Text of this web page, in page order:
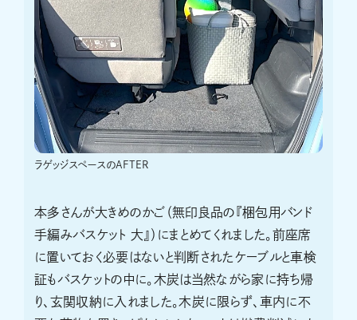
ラゲッジスペースのAFTER
本多さんが大きめのかご（無印良品の『梱包用バンド
手編みバスケット 大』）にまとめてくれました。前座席
に置いておく必要はないと判断されたケーブルと車検
証もバスケットの中に。木炭は当然ながら家に持ち帰
り、玄関収納に入れました。木炭に限らず、車内に不